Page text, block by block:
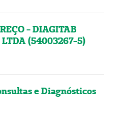
- DIAGITAB
LTDA (54003267-5)
e Diagnósticos